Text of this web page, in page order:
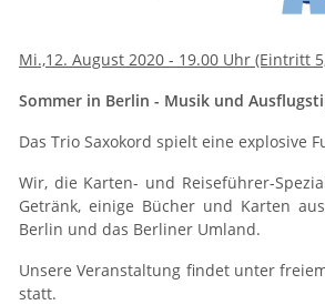
Mi.,12. August 2020 - 19.00 Uhr (Eintritt
Sommer in Berlin - Musik und
Das Trio Saxokord spielt eine explosive
Wir, die Karten- und Reiseführer-
Getränk, einige Bücher und Karten
Berlin und das Berliner Umland.
Unsere Veranstaltung findet unter
statt.